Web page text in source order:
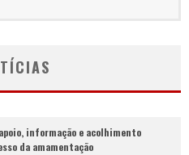
informação e acolhimento
da amamentação